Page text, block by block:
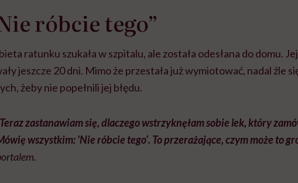
róbcie tego”
ratunku szukała w szpitalu, ale została odesłana do domu.
jeszcze 20 dni. Mimo że przestała już wymiotować, nadal źle
żeby nie popełnili jej błędu.
Teraz zastanawiam się, dlaczego wstrzyknęłam sobie lek, który
wszystkim: 'Nie róbcie tego’. To przerażające, czym może to